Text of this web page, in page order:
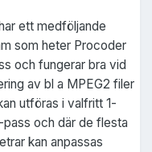
ett medföljande
som heter Procoder
och fungerar bra vid
av bl a MPEG2 filer
utföras i valfritt 1-
pass och där de flesta
kan anpassas